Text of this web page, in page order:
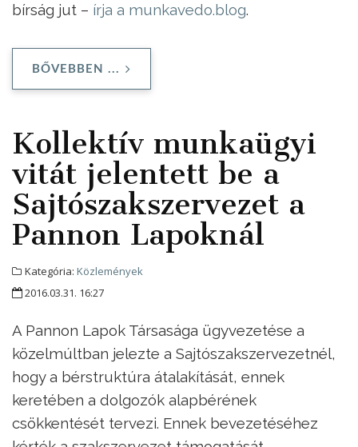
bírság jut – írja a munkavedo.blog.
BŐVEBBEN ...
Kollektív munkaügyi
vitát jelentett be a
Sajtószakszervezet a
Pannon Lapoknál
Kategória: Közlemények
2016.03.31. 16:27
A Pannon Lapok Társasága ügyvezetése a
közelmúltban jelezte a Sajtószakszervezetnél,
hogy a bérstruktúra átalakítását, ennek
keretében a dolgozók alapbérének
csökkentését tervezi. Ennek bevezetéséhez